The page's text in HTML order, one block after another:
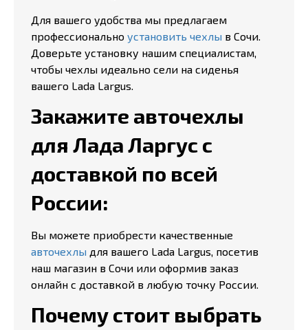
Для вашего удобства мы предлагаем
профессионально установить чехлы в Сочи.
Доверьте установку нашим специалистам,
чтобы чехлы идеально сели на сиденья
вашего Lada Largus.
Закажите авточехлы
для Лада Ларгус с
доставкой по всей
России:
Вы можете приобрести качественные
авточехлы для вашего Lada Largus, посетив
наш магазин в Сочи или оформив заказ
онлайн с доставкой в любую точку России.
Почему стоит выбрать